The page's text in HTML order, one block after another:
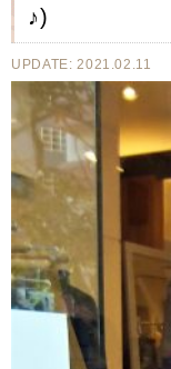
♪)
UPDATE: 2021.02.11